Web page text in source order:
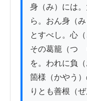
身（み）には
ら。おん身（
とすべし。心
その葛籠（つゞ
を。われに負
箇様（かやう
りとも善根（